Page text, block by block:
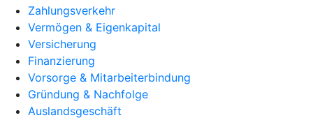
Zahlungsverkehr
Vermögen & Eigenkapital
Versicherung
Finanzierung
Vorsorge & Mitarbeiterbindung
Gründung & Nachfolge
Auslandsgeschäft